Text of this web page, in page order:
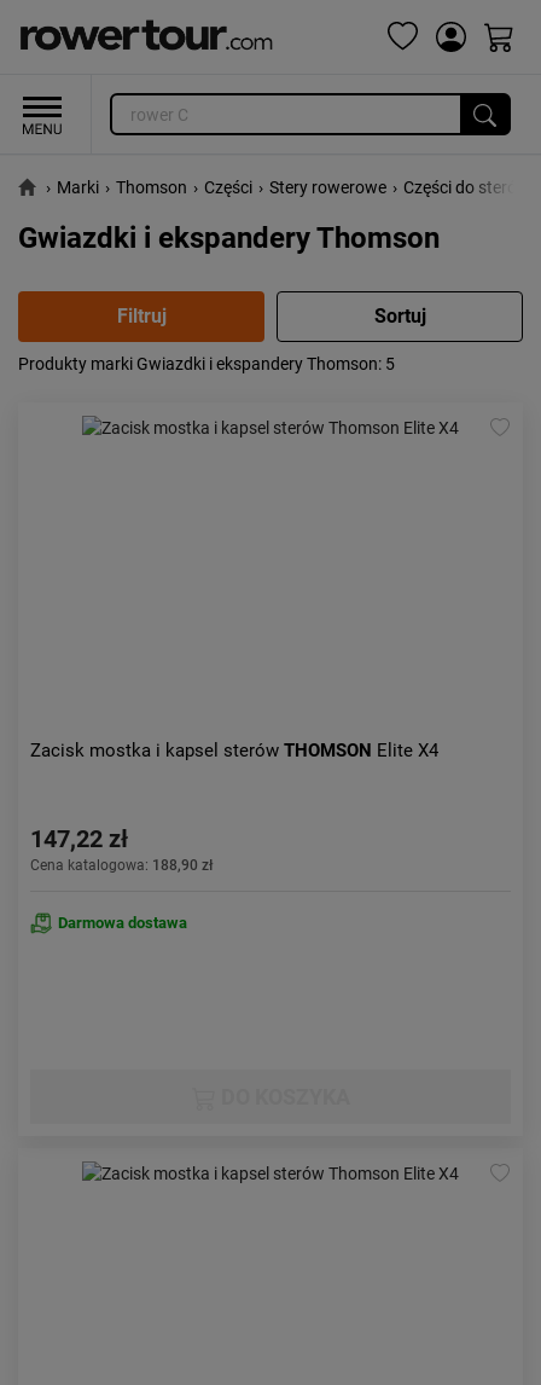
› Marki › Thomson › Części › Stery rowerowe › Części do sterów
Gwiazdki i ekspandery Thomson
Popularność:
od najwyższej
Produkty marki Gwiazdki i ekspandery Thomson: 5
Zacisk mostka i kapsel sterów THOMSON Elite X4
147,22 zł
Cena katalogowa: 188,90 zł
Darmowa dostawa